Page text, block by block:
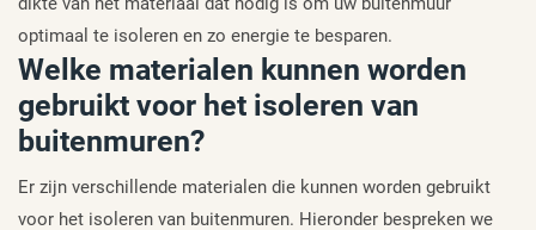
optimaal te isoleren en zo energie te besparen.
Welke materialen kunnen worden
gebruikt voor het isoleren van
buitenmuren?
Er zijn verschillende materialen die kunnen worden gebruikt
voor het isoleren van buitenmuren. Hieronder bespreken we